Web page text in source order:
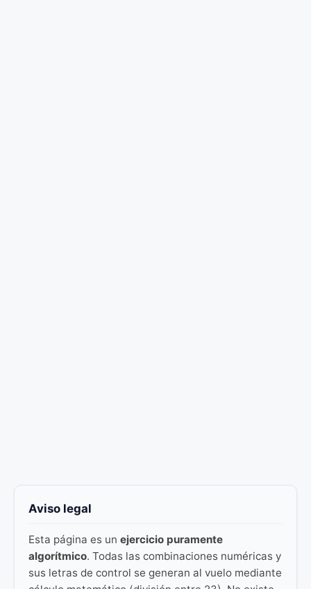
Aviso legal
Esta página es un ejercicio puramente
algorítmico. Todas las combinaciones numéricas y
sus letras de control se generan al vuelo mediante